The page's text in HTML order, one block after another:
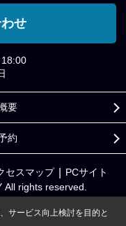
せ
要
約
セスマップ PCサイト
All rights reserved.
サービス向上検討を目的と